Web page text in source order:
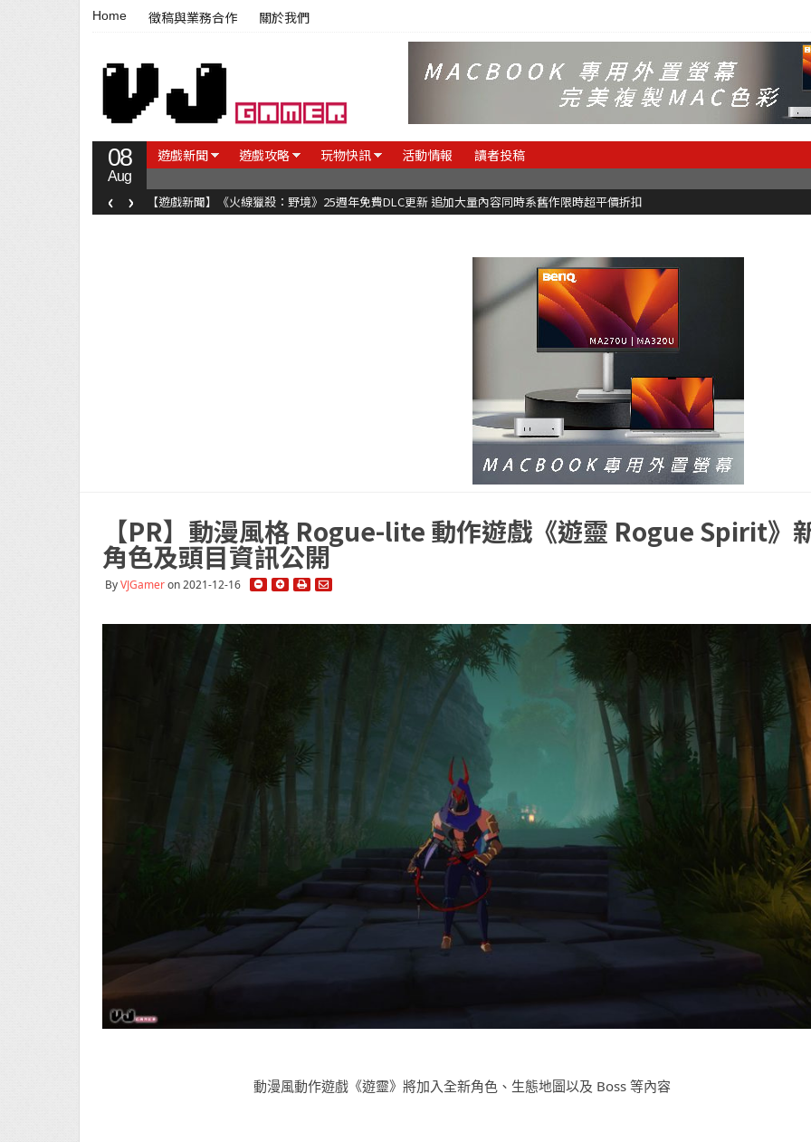
Home 徵稿與業務合作 關於我們
08
Aug
遊戲新聞 遊戲攻略 玩物快訊 活動情報 讀者投稿
【遊戲新聞】《火線獵殺：野境》25週年免費DLC更新 追加大量內容同時系舊作限時超平價折扣
‹ ›
【PR】動漫風格 Rogue-lite 動作遊戲《遊靈 Rogue Spirit》
角色及頭目資訊公開
ByVJGameron 2021-12-16
動漫風動作遊戲《遊靈》將加入全新角色、生態地圖以及 Boss 等內容